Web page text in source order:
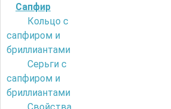
Сапфир
Кольцо с
сапфиром и
бриллиантами
Серьги с
сапфиром и
бриллиантами
Свойства